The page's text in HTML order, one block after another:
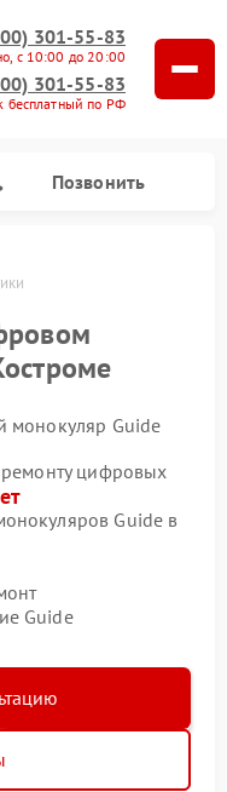
301-55-83
с 10:00 до 20:00
301-55-83
бесплатный по РФ
Позвонить
монокуляр Guide
цифровых
Guide в
Guide